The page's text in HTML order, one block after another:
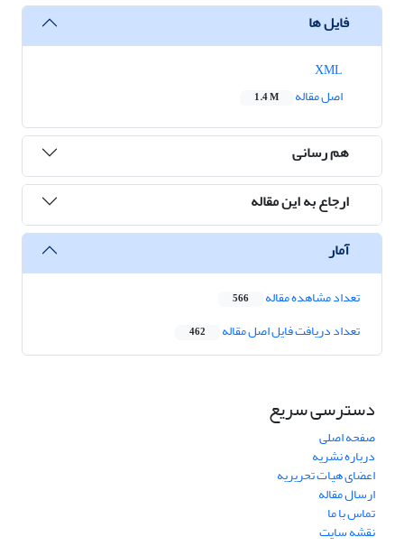
فایل ها
اصل مقاله
1.4 M
هم رسانی
ارجاع به این مقاله
آمار
تعداد مشاهده مقاله 566
تعداد دریافت فایل اصل مقاله 462
دسترسی سریع
صفحه اصلی
درباره نشریه
اعضای هیات تحریریه
ارسال مقاله
تماس با ما
نقشه سایت